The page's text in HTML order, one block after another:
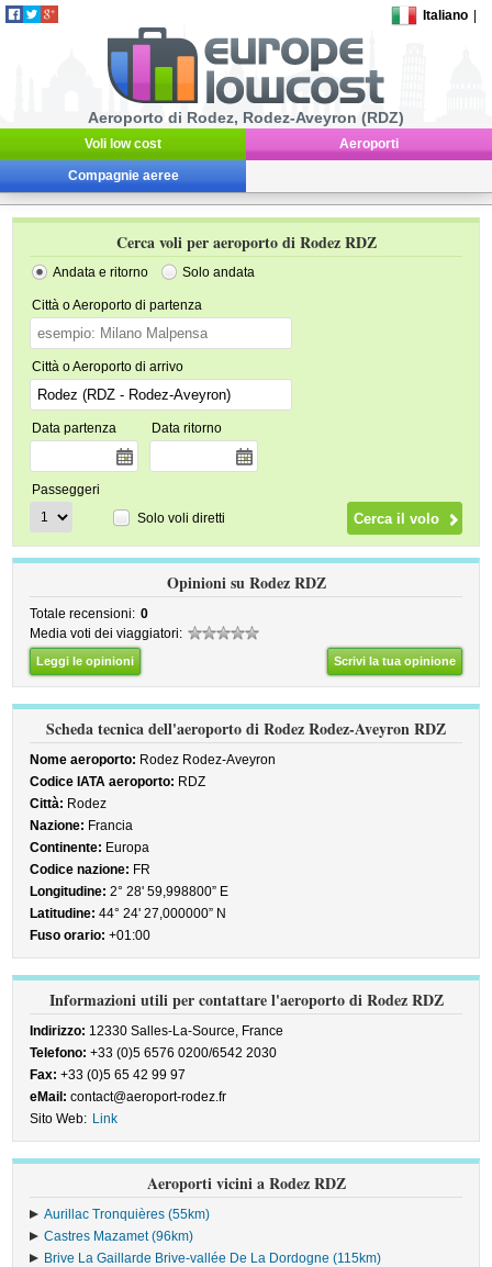
Italiano
Aeroporto di Rodez, Rodez-Aveyron (RDZ)
Voli low cost Aeroporti
Compagnie aeree
Cerca voli per aeroporto di Rodez RDZ
Andata e ritorno Solo andata
Città o Aeroporto di partenza
Città o Aeroporto di arrivo
Data partenza Data ritorno
Passeggeri
Solo voli diretti
Opinioni su Rodez RDZ
Totale recensioni: 0
Media voti dei viaggiatori:
Leggi le opinioni Scrivi la tua opinione
Scheda tecnica dell'aeroporto di Rodez Rodez-Aveyron RDZ
Nome aeroporto: Rodez Rodez-Aveyron
Codice IATA aeroporto: RDZ
Città: Rodez
Nazione: Francia
Continente: Europa
Codice nazione: FR
Longitudine: 2° 28' 59,998800” E
Latitudine: 44° 24' 27,000000” N
Fuso orario: +01:00
Informazioni utili per contattare l'aeroporto di Rodez RDZ
Indirizzo: 12330 Salles-La-Source, France
Telefono: +33 (0)5 6576 0200/6542 2030
Fax: +33 (0)5 65 42 99 97
eMail: contact@aeroport-rodez.fr
Sito Web: Link
Aeroporti vicini a Rodez RDZ
Aurillac Tronquières (55km)
Castres Mazamet (96km)
Brive La Gaillarde Brive-vallée De La Dordogne (115km)